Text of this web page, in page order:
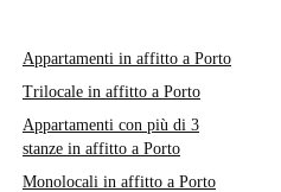
Appartamenti in affitto a Porto
Trilocale in affitto a Porto
Appartamenti con più di 3
stanze in affitto a Porto
Monolocali in affitto a Porto